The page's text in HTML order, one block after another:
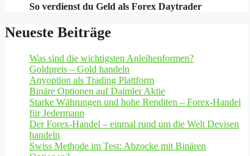
So verdienst du Geld als Forex Daytrader
Neueste Beiträge
Was sind die wichtigsten Anleihenformen?
Goldpreis – Gold handeln
Anyoption als Trading Plattform
Binäre Optionen auf Daimler Aktie
Starke Währungen und hohe Renditen – Forex-Handel
für Jedermann
Der Forex-Handel – einmal rund um die Welt Devisen
handeln
Swiss Methode im Test: Abzocke mit Binären